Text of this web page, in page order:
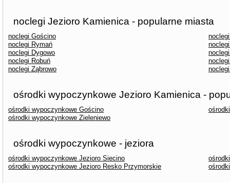
noclegi Jezioro Kamienica - popularne miasta
noclegi Gościno
noclegi Rymań
noclegi Dygowo
noclegi Robuń
noclegi Ząbrowo
ośrodki wypoczynkowe Jezioro Kamienica -
ośrodki wypoczynkowe Gościno
ośrodki wypoczynkowe Zieleniewo
ośrodki wypoczynkowe - jeziora
ośrodki wypoczynkowe Jezioro Siecino
ośrodki wypoczynkowe Jezioro Resko Przymorskie